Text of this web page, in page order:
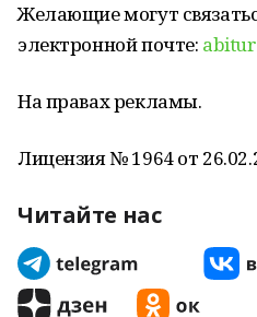
Желающие могут
электронной почте:
На правах рекламы.
Лицензия № 1964 от
Читайте нас